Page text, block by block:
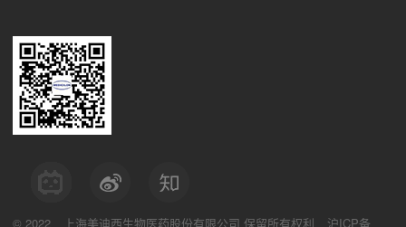
© 2022 上海美迪西生物医药股份有限公司 保留所有权利 沪ICP备